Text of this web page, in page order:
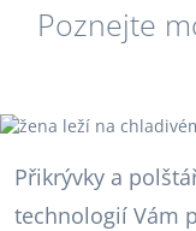
Poznejte
Přikrývky a
technologií Vám